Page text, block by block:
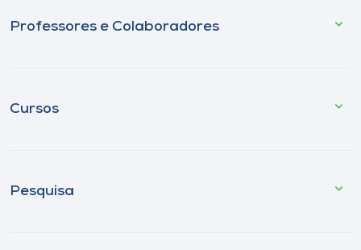
Professores e Colaboradores
Cursos
Pesquisa